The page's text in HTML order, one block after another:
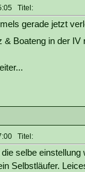
Titel:
gerade jetzt
& Boateng in der IV
Titel:
selbe
Selbstläufer.